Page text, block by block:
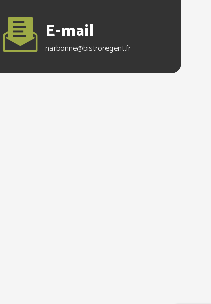
E-mail
narbonne@bistroregent.fr